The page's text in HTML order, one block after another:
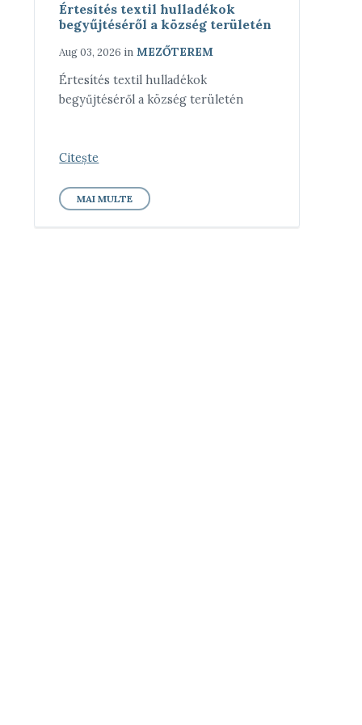
Értesítés textil hulladékok
begyűjtéséről a község területén
Aug 03, 2026 inMEZŐTEREM
Értesítés textil hulladékok
begyűjtéséről a község területén
Citește
MAI MULTE